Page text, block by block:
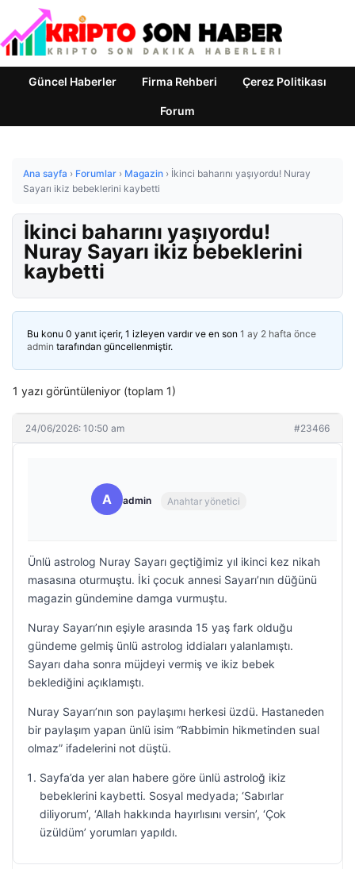
Güncel Haberler Firma Rehberi Çerez Politikası
Forum
Ana sayfa › Forumlar › Magazin › İkinci baharını yaşıyordu! Nuray
Sayarı ikiz bebeklerini kaybetti
İkinci baharını yaşıyordu!
Nuray Sayarı ikiz bebeklerini
kaybetti
Bu konu 0 yanıt içerir, 1 izleyen vardır ve en son 1 ay 2 hafta önce
admin tarafından güncellenmiştir.
1 yazı görüntüleniyor (toplam 1)
24/06/2026: 10:50 am #23466
A admin Anahtar yönetici
Ünlü astrolog Nuray Sayarı geçtiğimiz yıl ikinci kez nikah
masasına oturmuştu. İki çocuk annesi Sayarı’nın düğünü
magazin gündemine damga vurmuştu.
Nuray Sayarı’nın eşiyle arasında 15 yaş fark olduğu
gündeme gelmiş ünlü astrolog iddiaları yalanlamıştı.
Sayarı daha sonra müjdeyi vermiş ve ikiz bebek
beklediğini açıklamıştı.
Nuray Sayarı’nın son paylaşımı herkesi üzdü. Hastaneden
bir paylaşım yapan ünlü isim “Rabbimin hikmetinden sual
olmaz” ifadelerini not düştü.
Sayfa’da yer alan habere göre ünlü astroloğ ikiz
bebeklerini kaybetti. Sosyal medyada; ‘Sabırlar
diliyorum’, ‘Allah hakkında hayırlısını versin’, ‘Çok
üzüldüm’ yorumları yapıldı.